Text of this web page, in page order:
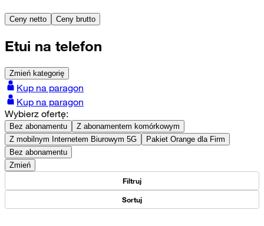
Ceny netto Ceny brutto
Etui na telefon
Zmień kategorię
Kup na paragon
Kup na paragon
Wybierz ofertę:
Bez abonamentu
Z abonamentem komórkowym
Z mobilnym Internetem Biurowym 5G
Pakiet Orange dla Firm
Bez abonamentu
Zmień
Filtruj
Sortuj